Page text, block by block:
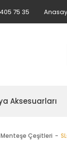
75 35
Aksesuarları
Çeşitleri